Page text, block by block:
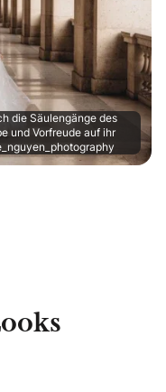
die Säulengänge des
und Vorfreude auf ihr